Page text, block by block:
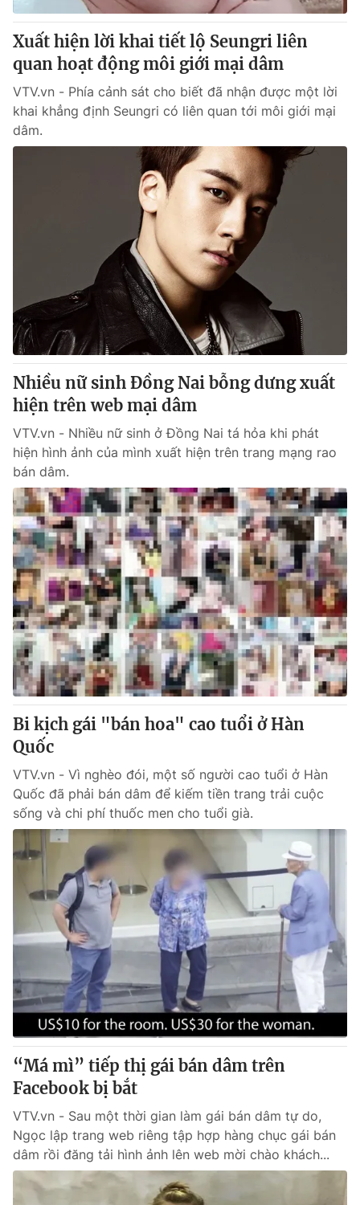
Xuất hiện lời khai tiết lộ Seungri liên
quan hoạt động môi giới mại dâm
VTV.vn - Phía cảnh sát cho biết đã nhận được một lời
khai khẳng định Seungri có liên quan tới môi giới mại
dâm.
Nhiều nữ sinh Đồng Nai bỗng dưng xuất
hiện trên web mại dâm
VTV.vn - Nhiều nữ sinh ở Đồng Nai tá hỏa khi phát
hiện hình ảnh của mình xuất hiện trên trang mạng rao
bán dâm.
Bi kịch gái "bán hoa" cao tuổi ở Hàn
Quốc
VTV.vn - Vì nghèo đói, một số người cao tuổi ở Hàn
Quốc đã phải bán dâm để kiếm tiền trang trải cuộc
sống và chi phí thuốc men cho tuổi già.
“Má mì” tiếp thị gái bán dâm trên
Facebook bị bắt
VTV.vn - Sau một thời gian làm gái bán dâm tự do,
Ngọc lập trang web riêng tập hợp hàng chục gái bán
dâm rồi đăng tải hình ảnh lên web mời chào khách...